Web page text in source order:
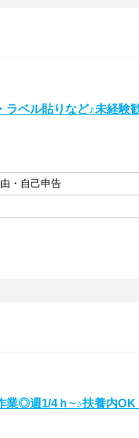
ラベル貼りなど♪未経験
・自己申告
業◎週1/4ｈ~♪扶養内OK